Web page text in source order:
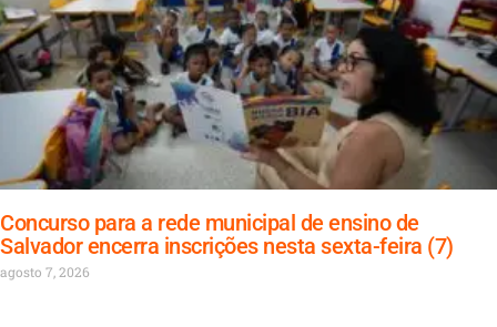
Concurso para a rede municipal de ensino de
Salvador encerra inscrições nesta sexta-feira (7)
agosto 7, 2026